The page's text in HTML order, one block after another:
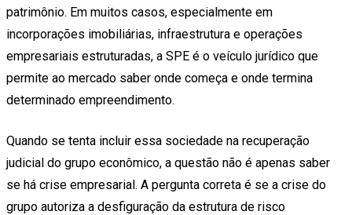
patrimônio. Em muitos casos, especialmente em
incorporações imobiliárias, infraestrutura e operações
empresariais estruturadas, a SPE é o veículo jurídico que
permite ao mercado saber onde começa e onde termina
determinado empreendimento.
Quando se tenta incluir essa sociedade na recuperação
judicial do grupo econômico, a questão não é apenas saber
se há crise empresarial. A pergunta correta é se a crise do
grupo autoriza a desfiguração da estrutura de risco